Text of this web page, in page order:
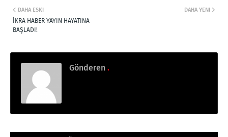
DAHA YENI
DAHA ESKI
İKRA HABER YAYIN HAYATINA
BAŞLADI!
Gönderen .